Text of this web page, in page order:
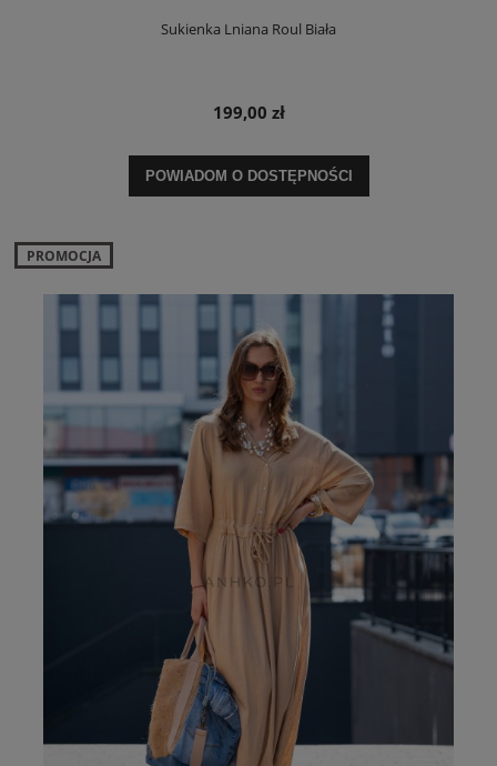
Sukienka Lniana Roul Biała
199,00 zł
POWIADOM O DOSTĘPNOŚCI
PROMOCJA